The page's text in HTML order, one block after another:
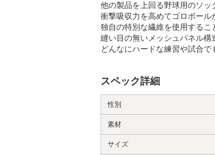
他の製品を上回る野球用のソッ
衝撃吸収力を高めてゴロボール
独自の特別な繊維を使用するこ
縫い目の無いメッシュパネル構
どんなにハードな練習や試合で
スペック詳細
性別
素材
サイズ